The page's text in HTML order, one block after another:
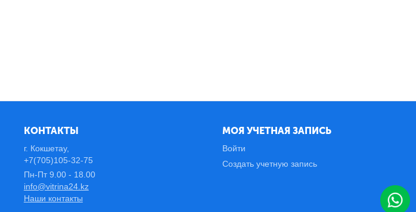
КОНТАКТЫ
г. Кокшетау,
+7(705)105-32-75
Пн-Пт 9.00 - 18.00
info@vitrina24.kz
Наши контакты
МОЯ УЧЕТНАЯ ЗАПИСЬ
Войти
Создать учетную запись